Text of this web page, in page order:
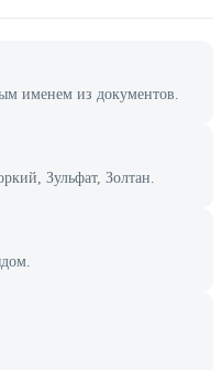
именем из документов.
Зульфат, Золтан.